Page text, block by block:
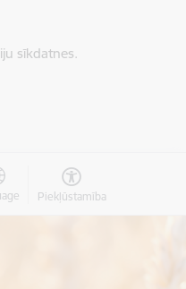
sīkdatnes.
Piekļūstamība